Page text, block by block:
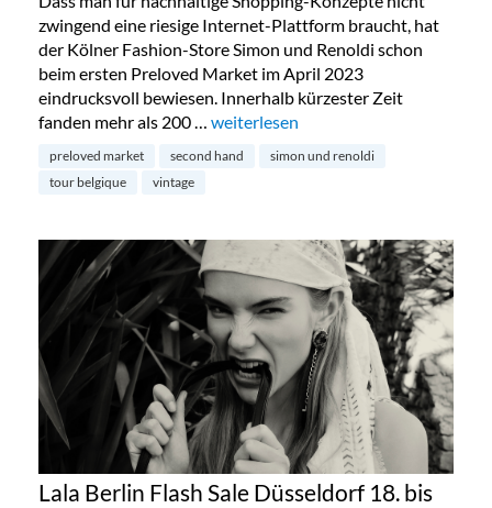
zwingend eine riesige Internet-Plattform braucht, hat
der Kölner Fashion-Store Simon und Renoldi schon
beim ersten Preloved Market im April 2023
eindrucksvoll bewiesen. Innerhalb kürzester Zeit
fanden mehr als 200 … „Preloved Market by Simon &
weiterlesen
preloved market second hand
simon und renoldi
tour belgique
vintage
Lala Berlin Flash Sale Düsseldorf 18. bis